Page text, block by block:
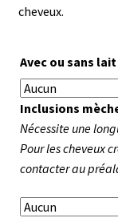
cheveux.
Avec ou sans
Inclusions
Nécessite une
Pour les cheveux
contacter au